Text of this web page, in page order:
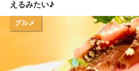
えるみたい♪
グルメ